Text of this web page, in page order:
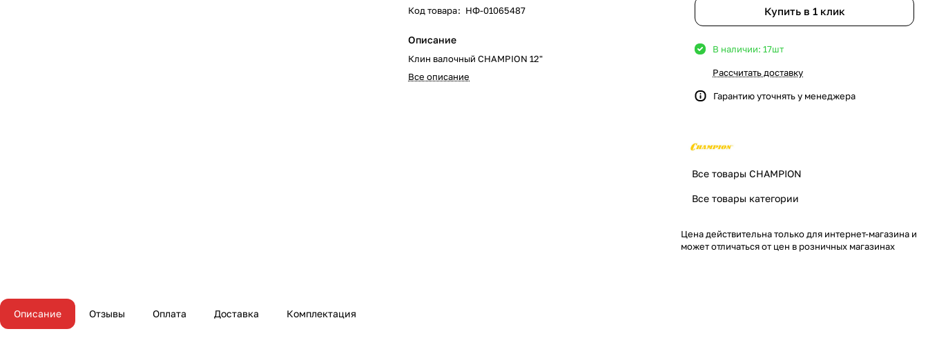
Код товара: НФ-01065487
Описание
Клин валочный CHAMPION 12"
Все описание
Купить в 1 клик
В наличии: 17шт
Рассчитать доставку
Гарантию уточнять у менеджера
Все товары CHAMPION
Все товары категории
Цена действительна только для интернет-магазина и
может отличаться от цен в розничных магазинах
Описание Отзывы Оплата Доставка Комплектация